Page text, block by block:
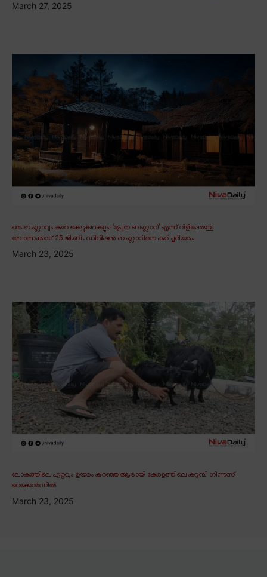
March 27, 2025
ഒരു ബംഗ്ലാവും കുറേ കെട്ടുകഥകളും∙ ‘പ്രേത ബംഗ്ലാവ്’ എന്ന് വിളിപ്പേരുള്ള
ബോണക്കാട് 25 ജി.ബി. ഡിവിഷൻ ബംഗ്ലാവിനെ കുറിച്ചറിയാം.
March 23, 2025
ലോകത്തിലെ ഏറ്റവും ഉയരം കുറഞ്ഞ ആടായി കേരളത്തിലെ കറുമ്പി ഗിന്നസ്
റെക്കോർഡിൽ
March 23, 2025